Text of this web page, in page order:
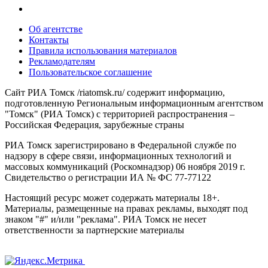
Об агентстве
Контакты
Правила использования материалов
Рекламодателям
Пользовательское соглашение
Сайт РИА Томск /riatomsk.ru/ содержит информацию,
подготовленную Региональным информационным агентством
"Томск" (РИА Томск) с территорией распространения –
Российская Федерация, зарубежные страны
РИА Томск зарегистрировано в Федеральной службе по
надзору в сфере связи, информационных технологий и
массовых коммуникаций (Роскомнадзор) 06 ноября 2019 г.
Свидетельство о регистрации ИА № ФС 77-77122
Настоящий ресурс может содержать материалы 18+.
Материалы, размещенные на правах рекламы, выходят под
знаком "#" и/или "реклама". РИА Томск не несет
ответственности за партнерские материалы